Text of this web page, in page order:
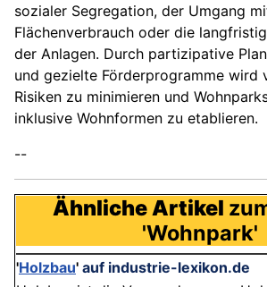
sozialer Segregation, der Umgang
Flächenverbrauch oder die
der Anlagen. Durch partizipative
und gezielte Förderprogramme wird
Risiken zu minimieren und
inklusive Wohnformen zu etablieren.
--
Ähnliche Artikel
'Wohnpark'
'Holzbau' auf industrie-lexikon.de